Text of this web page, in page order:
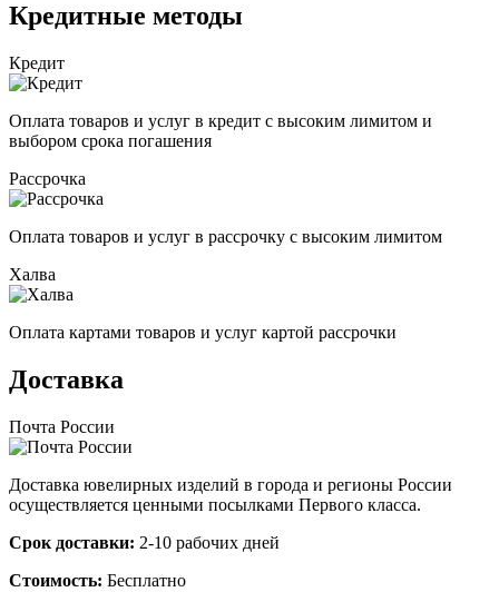
Кредитные методы
Кредит
Оплата товаров и услуг в кредит с высоким лимитом и
выбором срока погашения
Рассрочка
Оплата товаров и услуг в рассрочку с высоким лимитом
Халва
Оплата картами товаров и услуг картой рассрочки
Доставка
Почта России
Доставка ювелирных изделий в города и регионы России
осуществляется ценными посылками Первого класса.
Срок доставки: 2-10 рабочих дней
Стоимость: Бесплатно